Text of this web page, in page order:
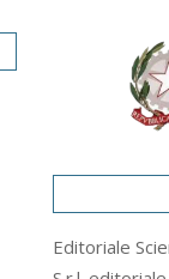
Editoriale